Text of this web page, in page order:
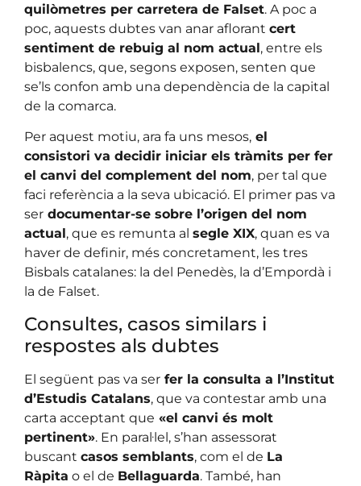
quilòmetres per carretera de Falset. A poc a
poc, aquests dubtes van anar aflorant cert
sentiment de rebuig al nom actual, entre els
bisbalencs, que, segons exposen, senten que
se’ls confon amb una dependència de la capital
de la comarca.
Per aquest motiu, ara fa uns mesos, el
consistori va decidir iniciar els tràmits per fer
el canvi del complement del nom, per tal que
faci referència a la seva ubicació. El primer pas va
ser documentar-se sobre l’origen del nom
actual, que es remunta al segle XIX, quan es va
haver de definir, més concretament, les tres
Bisbals catalanes: la del Penedès, la d’Empordà i
la de Falset.
Consultes, casos similars i
respostes als dubtes
El següent pas va ser fer la consulta a l’Institut
d’Estudis Catalans, que va contestar amb una
carta acceptant que «el canvi és molt
pertinent». En paral·lel, s’han assessorat
buscant casos semblants, com el de La
Ràpita o el de Bellaguarda. També, han